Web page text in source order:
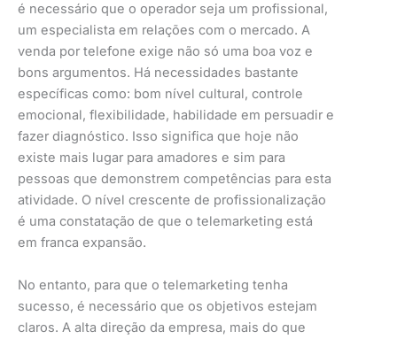
é necessário que o operador seja um profissional,
um especialista em relações com o mercado. A
venda por telefone exige não só uma boa voz e
bons argumentos. Há necessidades bastante
específicas como: bom nível cultural, controle
emocional, flexibilidade, habilidade em persuadir e
fazer diagnóstico. Isso significa que hoje não
existe mais lugar para amadores e sim para
pessoas que demonstrem competências para esta
atividade. O nível crescente de profissionalização
é uma constatação de que o telemarketing está
em franca expansão.
No entanto, para que o telemarketing tenha
sucesso, é necessário que os objetivos estejam
claros. A alta direção da empresa, mais do que